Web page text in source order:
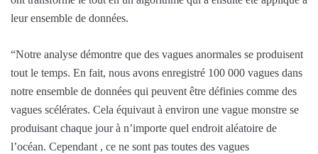
leur ensemble de données.
“Notre analyse démontre que des vagues anormales se produisent
tout le temps. En fait, nous avons enregistré 100 000 vagues dans
notre ensemble de données qui peuvent être définies comme des
vagues scélérates. Cela équivaut à environ une vague monstre se
produisant chaque jour à n’importe quel endroit aléatoire de
l’océan. Cependant , ce ne sont pas toutes des vagues